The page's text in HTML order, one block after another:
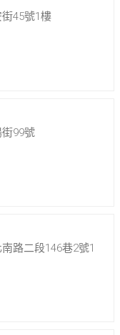
45號1樓
99號
路二段146巷2號1